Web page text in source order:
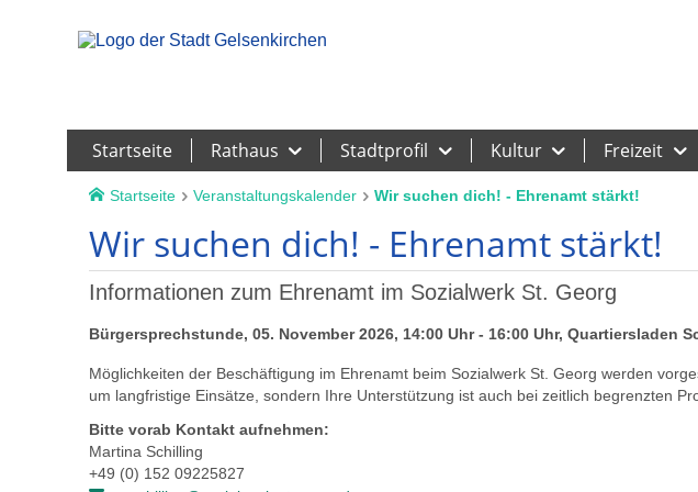
Startseite Rathaus Stadtprofil Kultur Freizeit
Startseite Veranstaltungskalender Wir suchen dich! - Ehrenamt stärkt!
Wir suchen dich! - Ehrenamt stärkt!
Informationen zum Ehrenamt im Sozialwerk St. Georg
Bürgersprechstunde, 05. November 2026, 14:00 Uhr - 16:00 Uhr, Quartiersladen
Möglichkeiten der Beschäftigung im Ehrenamt beim Sozialwerk St. Georg werden
um langfristige Einsätze, sondern Ihre Unterstützung ist auch bei zeitlich begrenzten
Bitte vorab Kontakt aufnehmen:
Martina Schilling
+49 (0) 152 09225827